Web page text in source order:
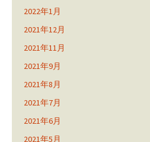
2022年1月
2021年12月
2021年11月
2021年9月
2021年8月
2021年7月
2021年6月
2021年5月